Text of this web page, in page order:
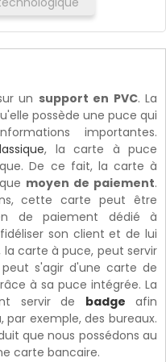
un support en PVC. La
possède une puce qui
importantes.
, la carte à puce
De ce fait, la carte à
moyen de paiement.
cette carte peut être
de paiement dédié à
son client et de lui
la carte à puce, peut servir
s'agir d'une carte de
à sa puce intégrée. La
servir de badge afin
exemple, des bureaux.
que nous possédons au
carte bancaire.